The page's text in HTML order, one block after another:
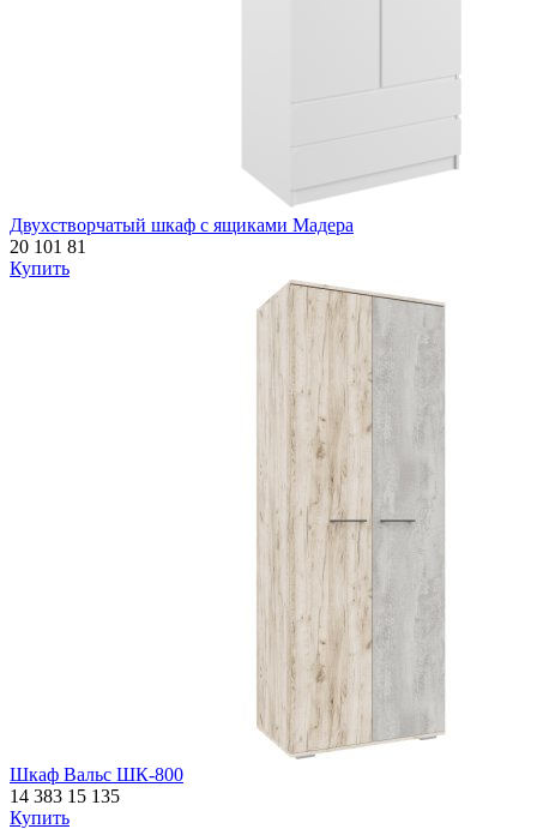
Двухстворчатый шкаф с ящиками Мадера
20 101 81
Купить
Шкаф Вальс ШК-800
14 383 15 135
Купить